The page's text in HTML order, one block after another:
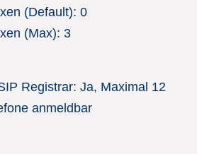
(Default): 0
(Max): 3
Registrar: Ja, Maximal 12
anmeldbar